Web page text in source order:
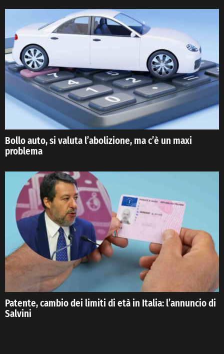
Bollo auto, si valuta l’abolizione, ma c’è un maxi
problema
Patente, cambio dei limiti di età in Italia: l’annuncio di
Salvini